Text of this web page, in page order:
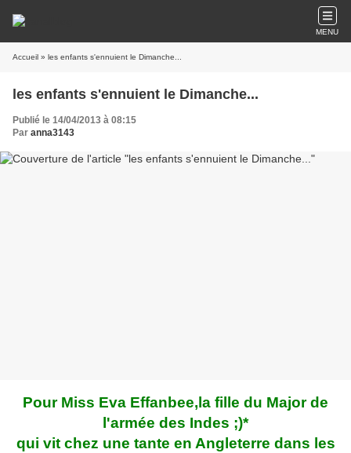
MENU
Accueil » les enfants s'ennuient le Dimanche...
les enfants s'ennuient le Dimanche...
Publié le 14/04/2013 à 08:15
Par anna3143
Pour Miss Eva Effanbee,la fille du Major de
l'armée des Indes ;)*
qui vit chez une tante en Angleterre dans les